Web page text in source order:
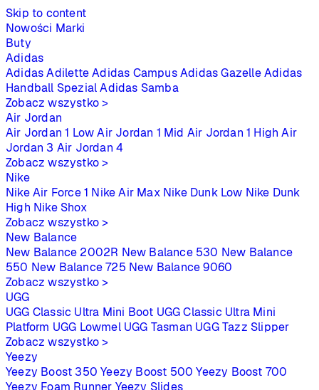
Skip to content
Nowości Marki
Buty
Adidas
Adidas Adilette Adidas Campus Adidas Gazelle Adidas
Handball Spezial Adidas Samba
Zobacz wszystko >
Air Jordan
Air Jordan 1 Low Air Jordan 1 Mid Air Jordan 1 High Air
Jordan 3 Air Jordan 4
Zobacz wszystko >
Nike
Nike Air Force 1 Nike Air Max Nike Dunk Low Nike Dunk
High Nike Shox
Zobacz wszystko >
New Balance
New Balance 2002R New Balance 530 New Balance
550 New Balance 725 New Balance 9060
Zobacz wszystko >
UGG
UGG Classic Ultra Mini Boot UGG Classic Ultra Mini
Platform UGG Lowmel UGG Tasman UGG Tazz Slipper
Zobacz wszystko >
Yeezy
Yeezy Boost 350 Yeezy Boost 500 Yeezy Boost 700
Yeezy Foam Runner Yeezy Slides